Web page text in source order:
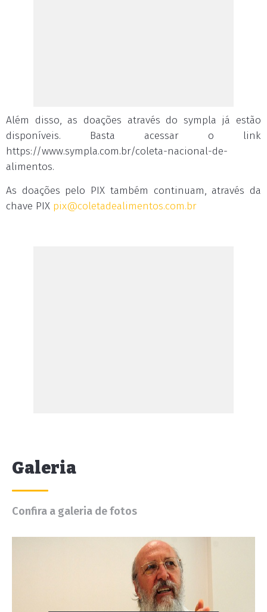
Além disso, as doações através do sympla já estão
disponíveis. Basta acessar o link
https://www.sympla.com.br/coleta-nacional-de-
alimentos.
As doações pelo PIX também continuam, através da
chave PIX pix@coletadealimentos.com.br
Galeria
Confira a galeria de fotos